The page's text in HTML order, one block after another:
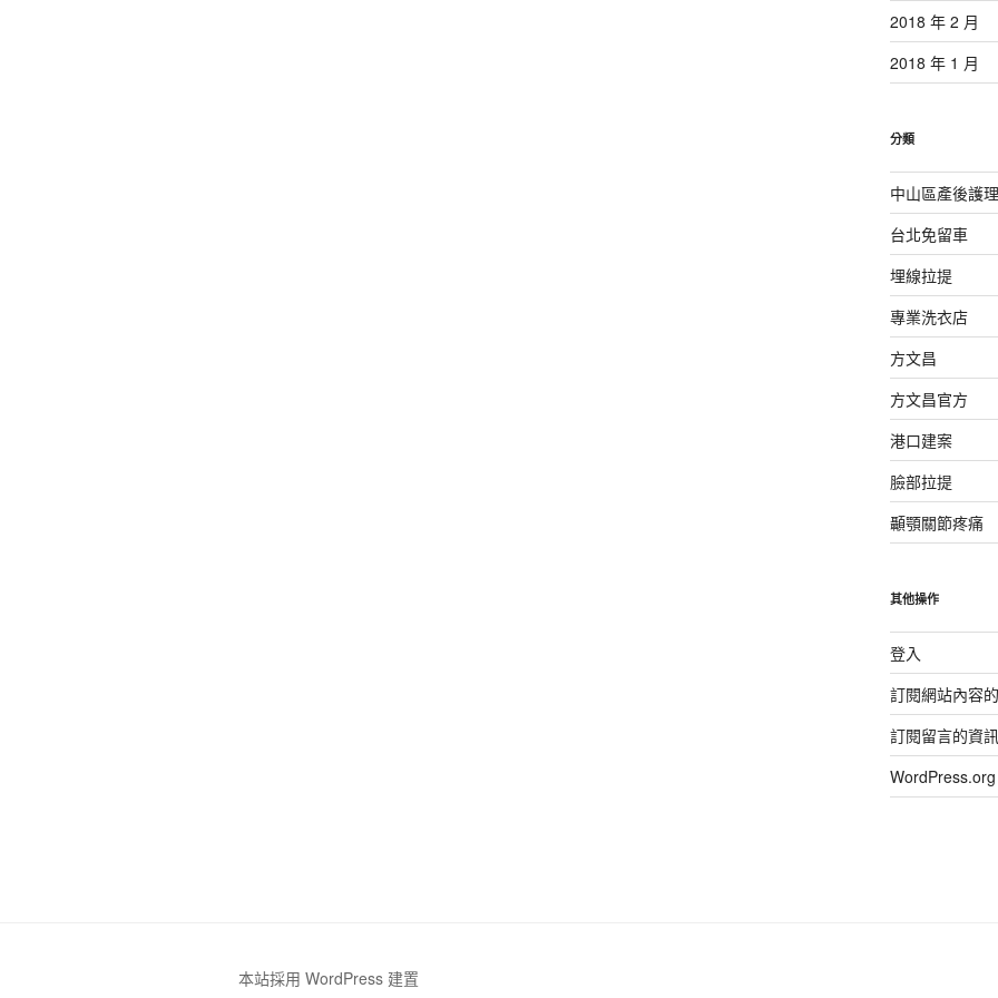
2018 年 2 月
2018 年 1 月
分類
中山區產後護
台北免留車
埋線拉提
專業洗衣店
方文昌
方文昌官方
港口建案
臉部拉提
顳顎關節疼痛
其他操作
登入
訂閱網站內容
訂閱留言的資
本站採用 WordPress 建置